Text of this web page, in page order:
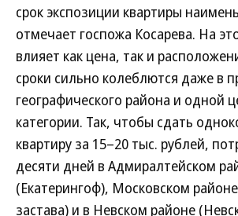
срок экспозиции квартиры
отмечает госпожа Косарева. На
влияет как цена, так и
сроки сильно колеблются даже в
географического района и одной
категории. Так, чтобы сдать
квартиру за 15–20 тыс. рублей,
десяти дней в Адмиралтейском
(Екатерингоф), Московском
застава) и в Невском районе